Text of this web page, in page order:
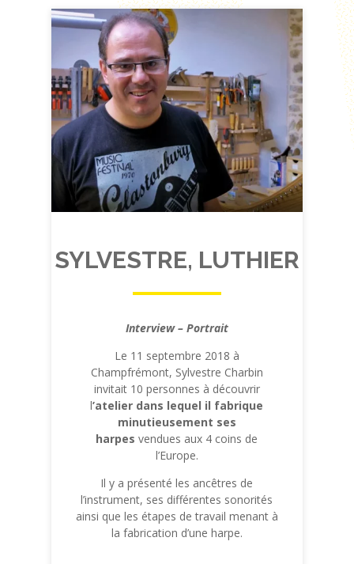
SYLVESTRE, LUTHIER
Interview – Portrait
Le 11 septembre 2018 à
Champfrémont, Sylvestre Charbin
invitait 10 personnes à découvrir
l’atelier dans lequel il fabrique
minutieusement ses
harpes vendues aux 4 coins de
l’Europe.
Il y a présenté les ancêtres de
l’instrument, ses différentes sonorités
ainsi que les étapes de travail menant à
la fabrication d’une harpe.